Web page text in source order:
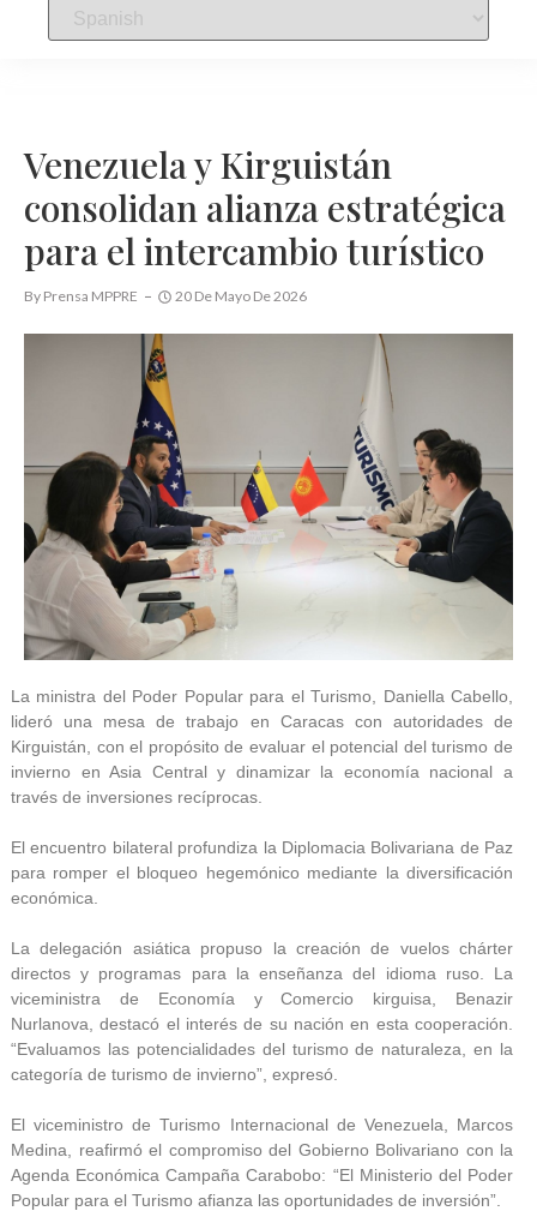
Venezuela y Kirguistán
consolidan alianza estratégica
para el intercambio turístico
By Prensa MPPRE 20 De Mayo De 2026
La ministra del Poder Popular para el Turismo, Daniella Cabello,
lideró una mesa de trabajo en Caracas con autoridades de
Kirguistán, con el propósito de evaluar el potencial del turismo de
invierno en Asia Central y dinamizar la economía nacional a
través de inversiones recíprocas.
El encuentro bilateral profundiza la Diplomacia Bolivariana de Paz
para romper el bloqueo hegemónico mediante la diversificación
económica.
La delegación asiática propuso la creación de vuelos chárter
directos y programas para la enseñanza del idioma ruso. La
viceministra de Economía y Comercio kirguisa, Benazir
Nurlanova, destacó el interés de su nación en esta cooperación.
“Evaluamos las potencialidades del turismo de naturaleza, en la
categoría de turismo de invierno”, expresó.
El viceministro de Turismo Internacional de Venezuela, Marcos
Medina, reafirmó el compromiso del Gobierno Bolivariano con la
Agenda Económica Campaña Carabobo: “El Ministerio del Poder
Popular para el Turismo afianza las oportunidades de inversión”.